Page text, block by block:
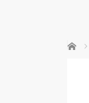
ホーム